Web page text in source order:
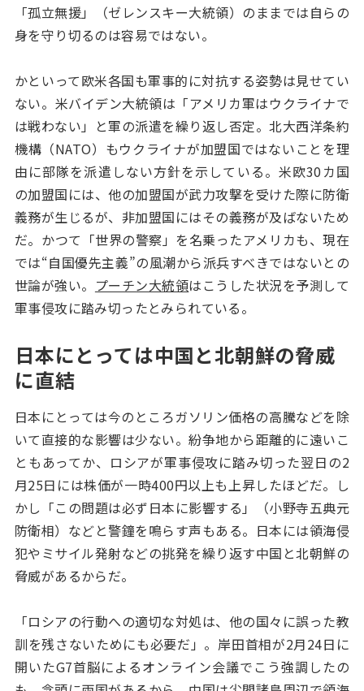
「孤立無援」（ゼレンスキー大統領）のままでは自らの
身を守り切るのは容易ではない。
かといって欧米各国も軍事的に対抗する姿勢は見せてい
ない。米バイデン大統領は「アメリカ軍はウクライナで
は戦わない」と軍の派遣を繰り返し否定。北大西洋条約
機構（NATO）もウクライナが加盟国ではないことを理
由に部隊を派遣しない方針を示している。米欧30カ国
の加盟国には、他の加盟国が武力攻撃を受けた際に防衛
義務が生じるが、非加盟国にはその義務が及ばないため
だ。かつて「世界の警察」を名乗ったアメリカも、現在
では“自国優先主義”の風潮から派兵すべきではないとの
世論が強い。 プーチン大統領はこうした状況を予測して
軍事侵攻に踏み切ったとみられている。
日本にとっては中国と北朝鮮の脅威
に直結
日本にとっては今のところガソリン価格の高騰などを除
いて直接的な影響は少ない。紛争地から距離的に遠いこ
ともあってか、ロシアが軍事侵攻に踏み切った翌日の2
月25日には株価が一時400円以上も上昇したほどだ。し
かし「この問題は必ず日本に影響する」（小野寺五典元
防衛相）などと警鐘を鳴らす声もある。日本には領海侵
犯やミサイル発射などの挑発を繰り返す中国と北朝鮮の
脅威があるからだ。
「ロシアの行動への適切な対処は、他の国々に誤った教
訓を残さないためにも必要だ」。岸田首相が2月24日に
開いたG7首脳によるオンライン会議でこう強調したの